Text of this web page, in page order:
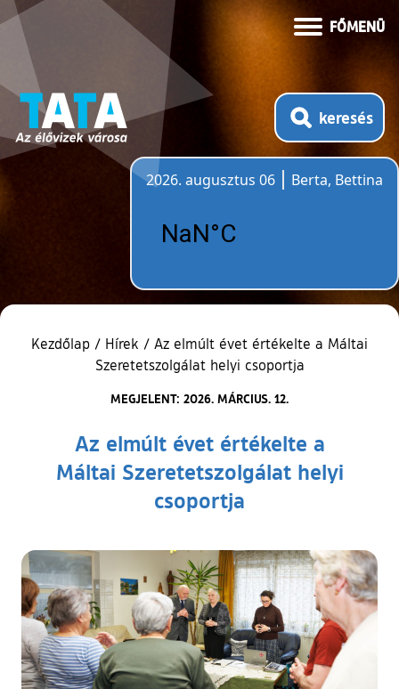
FŐMENÜ
keresés
2026. augusztus 06
Berta, Bettina
Kezdőlap / Hírek / Az elmúlt évet értékelte a Máltai
Szeretetszolgálat helyi csoportja
MEGJELENT: 2026. MÁRCIUS. 12.
Az elmúlt évet értékelte a
Máltai Szeretetszolgálat helyi
csoportja